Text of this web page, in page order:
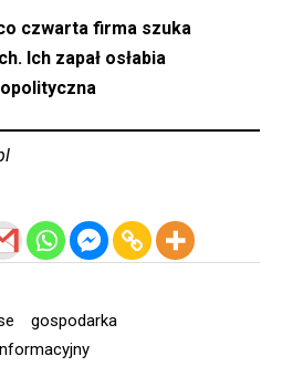
czwarta firma szuka
Ich zapał osłabia
gospodarka